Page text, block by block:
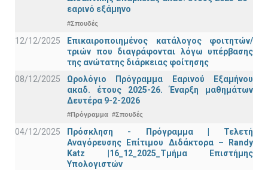
εαρινό εξάμηνο
#Σπουδές
12/12/2025
Επικαιροποιημένος κατάλογος φοιτητών/
τριών που διαγράφονται λόγω υπέρβασης
της ανώτατης διάρκειας φοίτησης
08/12/2025
Ωρολόγιο Πρόγραμμα Εαρινού Εξαμήνου
ακαδ. έτους 2025-26. Έναρξη μαθημάτων
Δευτέρα 9-2-2026
#Πρόγραμμα #Σπουδές
04/12/2025
Πρόσκληση - Πρόγραμμα | Τελετή
Αναγόρευσης Επίτιμου Διδάκτορα – Randy
Katz |16_12_2025_Τμήμα Επιστήμης
Υπολογιστών